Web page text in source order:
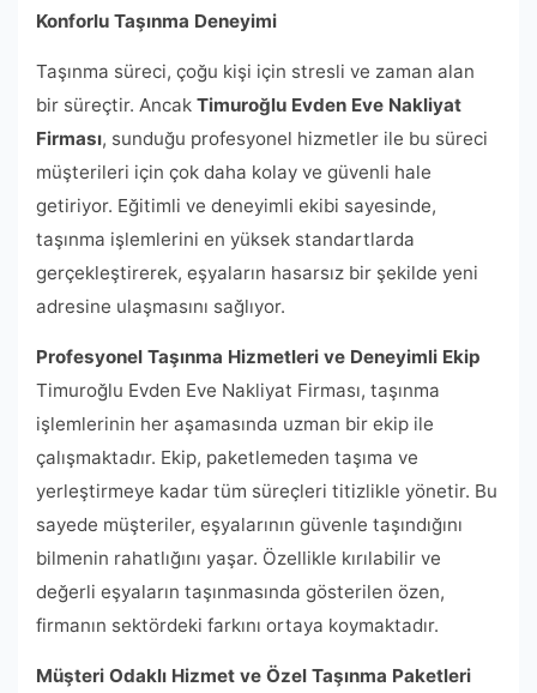
Konforlu Taşınma Deneyimi
Taşınma süreci, çoğu kişi için stresli ve zaman alan
bir süreçtir. Ancak Timuroğlu Evden Eve Nakliyat
Firması, sunduğu profesyonel hizmetler ile bu süreci
müşterileri için çok daha kolay ve güvenli hale
getiriyor. Eğitimli ve deneyimli ekibi sayesinde,
taşınma işlemlerini en yüksek standartlarda
gerçekleştirerek, eşyaların hasarsız bir şekilde yeni
adresine ulaşmasını sağlıyor.
Profesyonel Taşınma Hizmetleri ve Deneyimli Ekip
Timuroğlu Evden Eve Nakliyat Firması, taşınma
işlemlerinin her aşamasında uzman bir ekip ile
çalışmaktadır. Ekip, paketlemeden taşıma ve
yerleştirmeye kadar tüm süreçleri titizlikle yönetir. Bu
sayede müşteriler, eşyalarının güvenle taşındığını
bilmenin rahatlığını yaşar. Özellikle kırılabilir ve
değerli eşyaların taşınmasında gösterilen özen,
firmanın sektördeki farkını ortaya koymaktadır.
Müşteri Odaklı Hizmet ve Özel Taşınma Paketleri